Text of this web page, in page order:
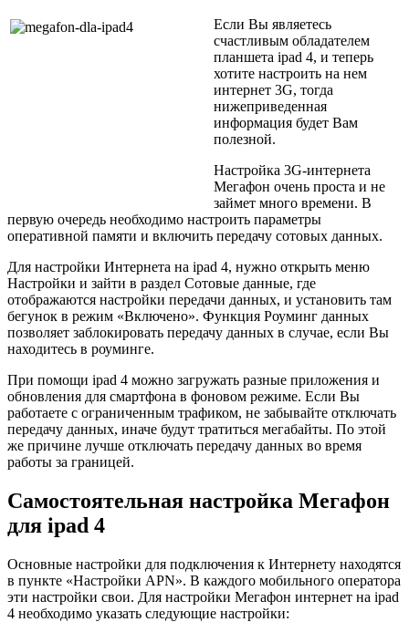
Если Вы являетесь
счастливым обладателем
планшета ipad 4, и теперь
хотите настроить на нем
интернет 3G, тогда
нижеприведенная
информация будет Вам
полезной.
Настройка 3G-интернета
Мегафон очень проста и не
займет много времени. В
первую очередь необходимо настроить параметры
оперативной памяти и включить передачу сотовых данных.
Для настройки Интернета на ipad 4, нужно открыть меню
Настройки и зайти в раздел Сотовые данные, где
отображаются настройки передачи данных, и установить там
бегунок в режим «Включено». Функция Роуминг данных
позволяет заблокировать передачу данных в случае, если Вы
находитесь в роуминге.
При помощи ipad 4 можно загружать разные приложения и
обновления для смартфона в фоновом режиме. Если Вы
работаете с ограниченным трафиком, не забывайте отключать
передачу данных, иначе будут тратиться мегабайты. По этой
же причине лучше отключать передачу данных во время
работы за границей.
Самостоятельная настройка Мегафон
для ipad 4
Основные настройки для подключения к Интернету находятся
в пункте «Настройки APN». В каждого мобильного оператора
эти настройки свои. Для настройки Мегафон интернет на ipad
4 необходимо указать следующие настройки: